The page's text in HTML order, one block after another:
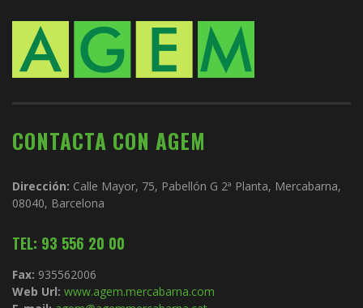
CONTACTA CON AGEM
Dirección: Calle Mayor, 75, Pabellón G 2ª Planta, Mercabarna,
08040, Barcelona
TEL: 93 556 20 00
Fax: 935562006
Web Url: www.agem.mercabarna.com